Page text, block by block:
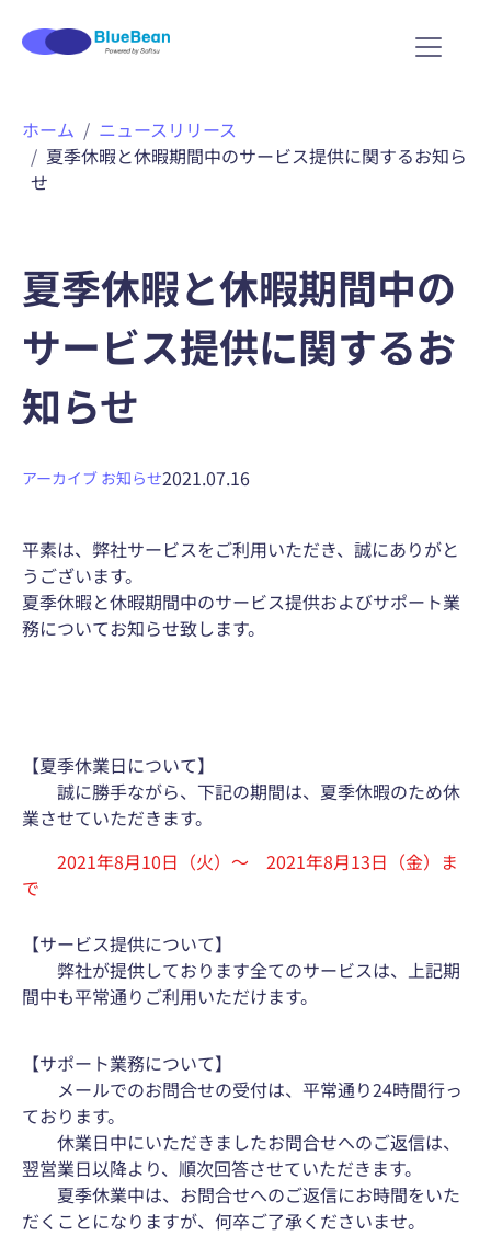
ホーム
ニュースリリース
夏季休暇と休暇期間中のサービス提供に関するお知ら
せ
夏季休暇と休暇期間中の
サービス提供に関するお
知らせ
アーカイブ お知らせ2021.07.16
平素は、弊社サービスをご利用いただき、誠にありがと
うございます。
夏季休暇と休暇期間中のサービス提供およびサポート業
務についてお知らせ致します。
【夏季休業日について】
誠に勝手ながら、下記の期間は、夏季休暇のため休
業させていただきます。
2021年8月10日（火）～ 2021年8月13日（金）ま
で
【サービス提供について】
弊社が提供しております全てのサービスは、上記期
間中も平常通りご利用いただけます。
【サポート業務について】
メールでのお問合せの受付は、平常通り24時間行っ
ております。
休業日中にいただきましたお問合せへのご返信は、
翌営業日以降より、順次回答させていただきます。
夏季休業中は、お問合せへのご返信にお時間をいた
だくことになりますが、何卒ご了承くださいませ。